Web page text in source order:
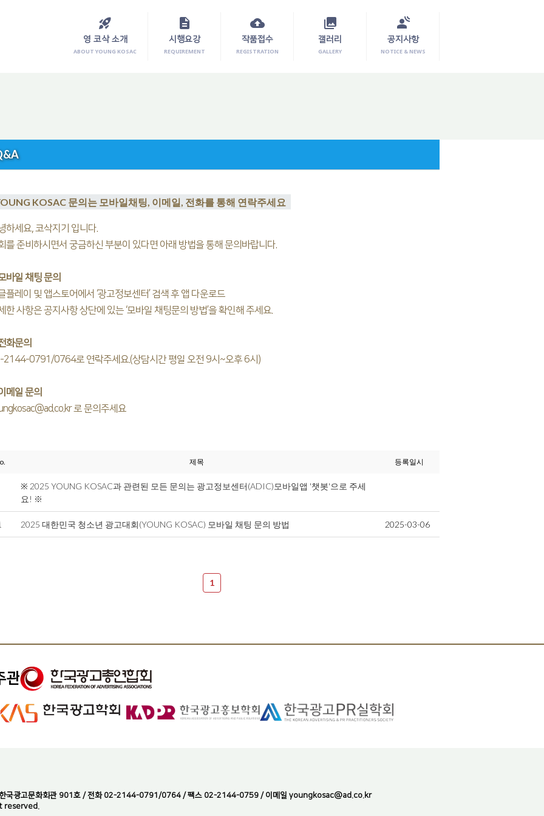
rocket_launch
영 코삭 소개
ABOUT YOUNG KOSAC
description
시행요강
REQUIREMENT
cloud_upload
작품접수
REGISTRATION
photo_library
갤러리
GALLERY
spatial_audio
공지사항
NOTICE & NEWS
KOSAC 문의는 모바일채팅, 이메일, 전화를 통해 연락주세요
하세요, 코삭지기 입니다.
를 준비하시면서 궁금하신 부분이 있다면 아래 방법을 통해 문의바랍니다.
바일 채팅 문의
플레이 및 앱스토어에서 ‘광고정보센터’ 검색 후 앱 다운로드
한 사항은 공지사항 상단에 있는 ‘모바일 채팅문의 방법’을 확인해 주세요.
화문의
0791/0764로 연락주세요.(상담시간 평일 오전 9시~오후 6시)
메일 문의
로 문의주세요
제목 등록일시
※ 2025 YOUNG KOSAC과 관련된 모든 문의는 광고정보센터(ADIC)모바일앱 '챗봇'으로 주세
요! ※
2025 대한민국 청소년 광고대회(YOUNG KOSAC) 모바일 채팅 문의 방법 2025-03-06
1
관
한국광고문화회관 901호 / 전화 02-2144-0791/0764 / 팩스 02-2144-0759 / 이메일 youngkosac@ad.co.kr
reserved.